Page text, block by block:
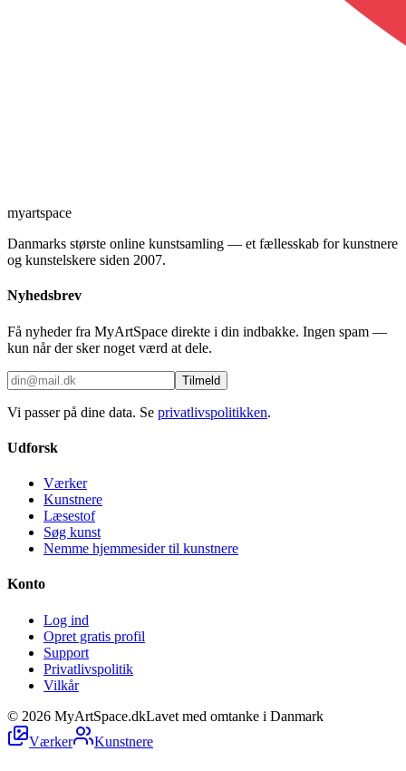
myartspace
Danmarks største online kunstsamling — et fællesskab for kunstnere
og kunstelskere siden 2007.
Nyhedsbrev
Få nyheder fra MyArtSpace direkte i din indbakke. Ingen spam —
kun når der sker noget værd at dele.
Tilmeld
Vi passer på dine data. Se privatlivspolitikken.
Udforsk
Værker
Kunstnere
Læsestof
Søg kunst
Nemme hjemmesider til kunstnere
Konto
Log ind
Opret gratis profil
Support
Privatlivspolitik
Vilkår
© 2026 MyArtSpace.dkLavet med omtanke i Danmark
Værker
Kunstnere